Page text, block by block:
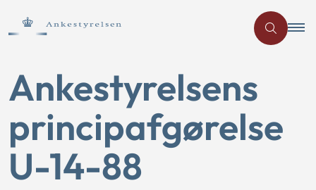
Ankestyrelsens
principafgørelse
U-14-88